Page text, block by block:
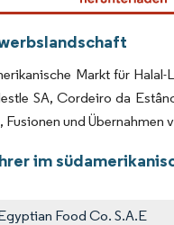
Markt für
SA, Cordeiro da
Fusionen und
im
Food Co. S.A.E